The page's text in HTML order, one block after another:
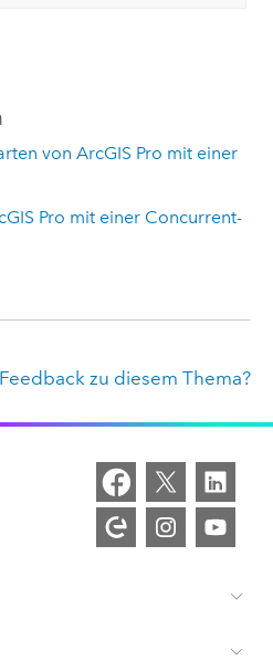
von ArcGIS Pro mit einer
Pro mit einer Concurrent-
Feedback zu diesem Thema?